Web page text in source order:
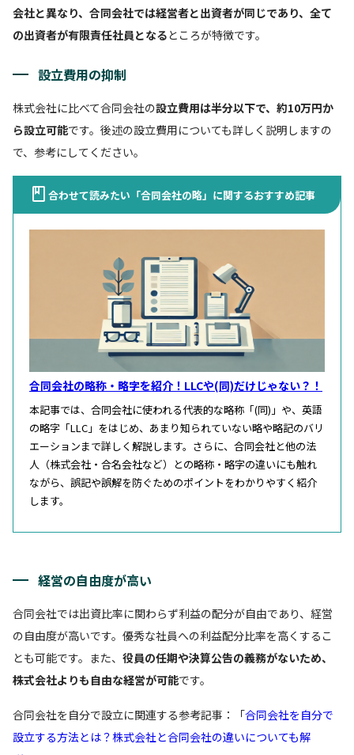
会社と異なり、合同会社では経営者と出資者が同じであり、全て
の出資者が有限責任社員となるところが特徴です。
設立費用の抑制
株式会社に比べて合同会社の設立費用は半分以下で、約10万円か
ら設立可能です。後述の設立費用についても詳しく説明しますの
で、参考にしてください。
合わせて読みたい「合同会社の略」に関するおすすめ記事
合同会社の略称・略字を紹介！LLCや(同)だけじゃない？！
本記事では、合同会社に使われる代表的な略称「(同)」や、英語
の略字「LLC」をはじめ、あまり知られていない略や略記のバリ
エーションまで詳しく解説します。さらに、合同会社と他の法
人（株式会社・合名会社など）との略称・略字の違いにも触れ
ながら、誤記や誤解を防ぐためのポイントをわかりやすく紹介
します。
経営の自由度が高い
合同会社では出資比率に関わらず利益の配分が自由であり、経営
の自由度が高いです。優秀な社員への利益配分比率を高くするこ
とも可能です。また、 役員の任期や決算公告の義務がないため、
株式会社よりも自由な経営が可能です。
合同会社を自分で設立に関連する参考記事：「合同会社を自分で
設立する方法とは？株式会社と合同会社の違いについても解